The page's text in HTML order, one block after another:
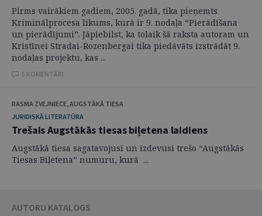
Pirms vairākiem gadiem, 2005. gadā, tika pieņemts
Kriminālprocesa likums, kurā ir 9. nodaļa “Pierādīšana
un pierādījumi”. Jāpiebilst, ka tolaik šā raksta autoram un
Kristīnei Stradai-Rozenbergai tika piedāvāts izstrādāt 9.
nodaļas projektu, kas ...
5 KOMENTĀRI
RASMA ZVEJNIECE, AUGSTĀKĀ TIESA
JURIDISKĀ LITERATŪRA
Trešais Augstākās tiesas biļetena laidiens
Augstākā tiesa sagatavojusi un izdevusi trešo “Augstākās
Tiesas Biļetena” numuru, kurā ...
AUTORU KATALOGS